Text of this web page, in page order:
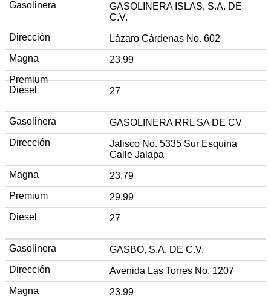
GASOLINERA ISLAS, S.A. DE
C.V.
Lázaro Cárdenas No. 602
23.99
27
GASOLINERA RRL SA DE CV
Jalisco No. 5335 Sur Esquina
Calle Jalapa
23.79
29.99
27
GASBO, S.A. DE C.V.
Avenida Las Torres No. 1207
23.99